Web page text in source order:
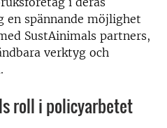
en spännande möjlighet
SustAinimals partners,
verktyg och
roll i policyarbetet